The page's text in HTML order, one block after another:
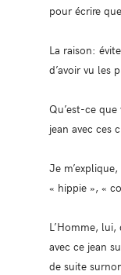
pour écrire
La raison:
d’avoir vu les
Qu’est-ce
jean avec ces
Je
« hippie », «
L’Homme,
avec ce jean
de suite